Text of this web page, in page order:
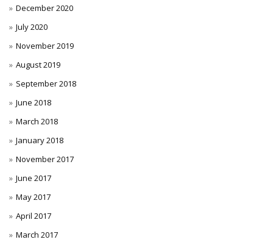
December 2020
July 2020
November 2019
August 2019
September 2018
June 2018
March 2018
January 2018
November 2017
June 2017
May 2017
April 2017
March 2017